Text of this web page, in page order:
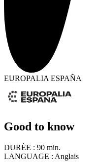
EUROPALIA ESPAÑA
Good to know
DURÉE : 90 min.
LANGUAGE : Anglais